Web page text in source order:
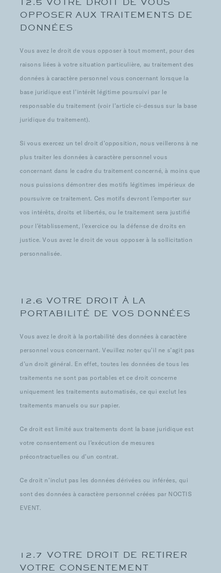
OPPOSER AUX TRAITEMENTS DE
DONNÉES
Vous avez le droit de vous opposer à tout moment, pour des
raisons liées à votre situation particulière, au traitement des
données à caractère personnel vous concernant lorsque la
base juridique est l’intérêt légitime poursuivi par le
responsable du traitement (voir l’article ci-dessus sur la base
juridique du traitement).
Si vous exercez un tel droit d’opposition, nous veillerons à ne
plus traiter les données à caractère personnel vous
concernant dans le cadre du traitement concerné, à moins que
nous puissions démontrer des motifs légitimes impérieux de
poursuivre ce traitement. Ces motifs devront l’emporter sur
vos intérêts, droits et libertés, ou le traitement sera justifié
pour l’établissement, l’exercice ou la défense de droits en
justice. Vous avez le droit de vous opposer à la sollicitation
personnalisée.
12.6 VOTRE DROIT À LA
PORTABILITÉ DE VOS DONNÉES
Vous avez le droit à la portabilité des données à caractère
personnel vous concernant. Veuillez noter qu’il ne s’agit pas
d’un droit général. En effet, toutes les données de tous les
traitements ne sont pas portables et ce droit concerne
uniquement les traitements automatisés, ce qui exclut les
traitements manuels ou sur papier.
Ce droit est limité aux traitements dont la base juridique est
votre consentement ou l’exécution de mesures
précontractuelles ou d’un contrat.
Ce droit n’inclut pas les données dérivées ou inférées, qui
sont des données à caractère personnel créées par NOCTIS
EVENT.
12.7 VOTRE DROIT DE RETIRER
VOTRE CONSENTEMENT